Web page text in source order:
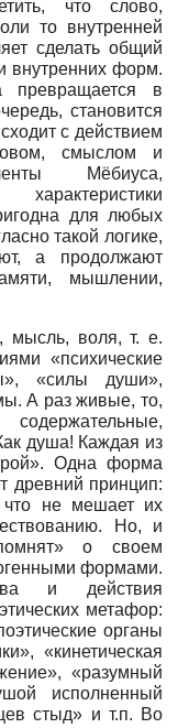
что слово,
то внутренней
сделать общий
внутренних форм.
превращается в
становится
с действием
смыслом и
Мёбиуса,
для любых
такой логике,
а продолжают
мышлении,
мысль, воля, т. е.
«психические
«силы души»,
А раз живые, то,
душа! Каждая из
Одна форма
древний принцип:
не мешает их
Но, и
о своем
формами.
и действия
метафор:
органы
«кинетическая
«разумный
исполненный
стыд» и т.п. Во